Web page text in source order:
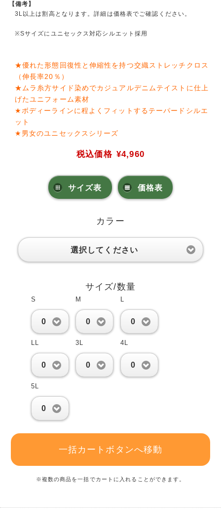
【備考】
3L以上は割高となります。詳細は価格表でご確認ください。
※Sサイズにユニセックス対応シルエット採用
★優れた形態回復性と伸縮性を持つ交織ストレッチクロス
（伸長率20％）
★ムラ糸方サイド染めでカジュアルデニムテイストに仕上
げたユニフォーム素材
★ボディーラインに程よくフィットするテーパードシルエ
ット
★男女のユニセックスシリーズ
税込価格 ¥4,960
サイズ表 価格表
カラー
選択してください
サイズ/数量
S
0
M
0
L
0
LL
0
3L
0
4L
0
5L
0
一括カートボタンへ移動
※複数の商品を一括でカートに入れることができます。